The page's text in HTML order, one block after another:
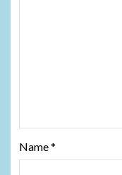
Name*